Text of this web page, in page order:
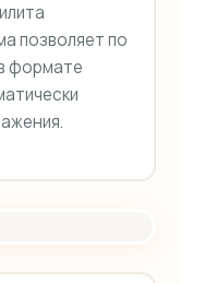
позволяет по
формате